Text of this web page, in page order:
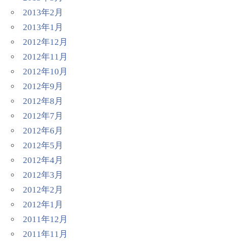
2013年2月
2013年1月
2012年12月
2012年11月
2012年10月
2012年9月
2012年8月
2012年7月
2012年6月
2012年5月
2012年4月
2012年3月
2012年2月
2012年1月
2011年12月
2011年11月